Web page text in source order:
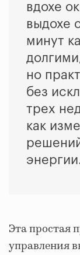
вдохе
выдохе
минут
но
без
трех
как
Эта простая
управления